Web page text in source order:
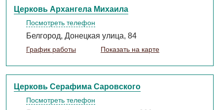
Церковь Архангела Михаила
Посмотреть телефон
Белгород, Донецкая улица, 84
График работы Показать на карте
Церковь Серафима Саровского
Посмотреть телефон